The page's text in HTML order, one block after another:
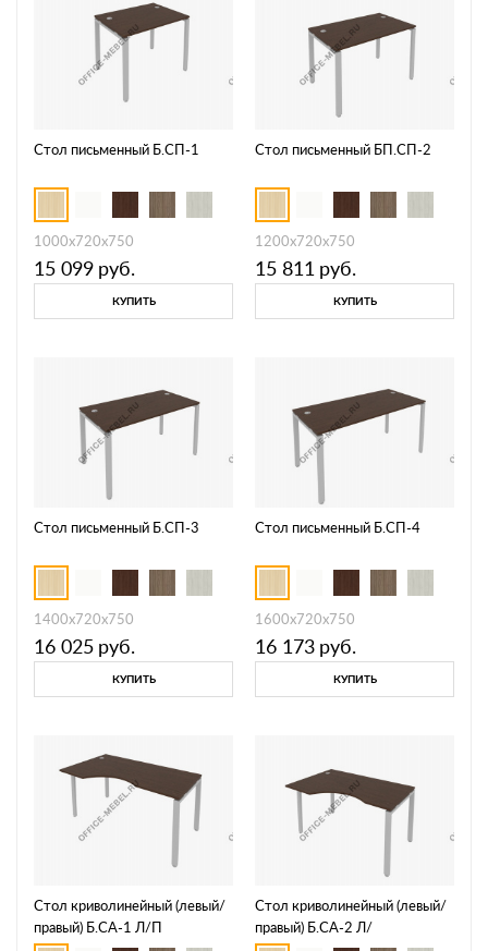
Стол письменный Б.СП-1
1000х720х750
15 099 руб.
КУПИТЬ
Стол письменный БП.СП-2
1200х720х750
15 811 руб.
КУПИТЬ
Стол письменный Б.СП-3
1400х720х750
16 025 руб.
КУПИТЬ
Стол письменный Б.СП-4
1600х720х750
16 173 руб.
КУПИТЬ
Стол криволинейный (левый/
правый) Б.СА-1 Л/П
Стол криволинейный (левый/
правый) Б.СА-2 Л/